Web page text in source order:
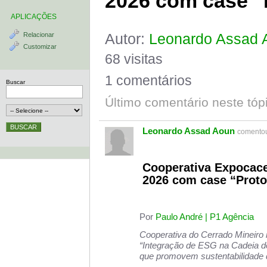
APLICAÇÕES
Relacionar
Customizar
Buscar
Autor: Leonardo Assad
68 visitas
1 comentários
Último comentário neste
Leonardo Assad Aoun
Cooperativa
2026 com case
Por Paulo André | P1 Agência
Cooperativa do Cerrado Mineiro
“Integração de ESG na Cadeia
que promovem sustentabilidade